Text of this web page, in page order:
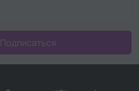
Подписаться